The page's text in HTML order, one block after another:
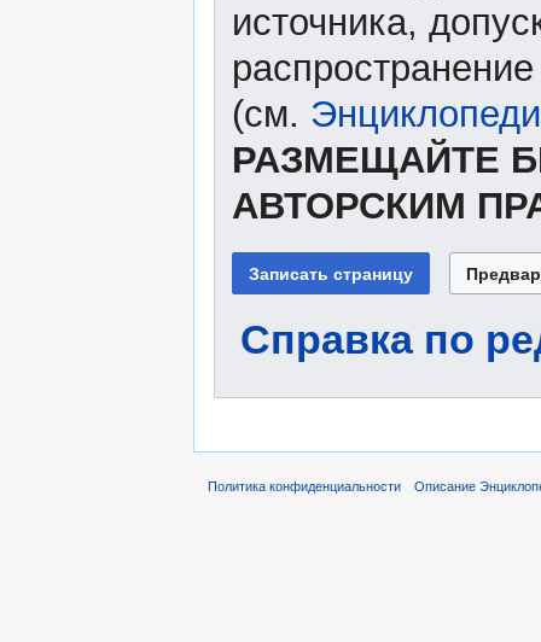
источника,
(см.
РАЗМЕЩАЙТЕ
АВТОРСКИМ
Справка по
Политика конфиденциальности Описание